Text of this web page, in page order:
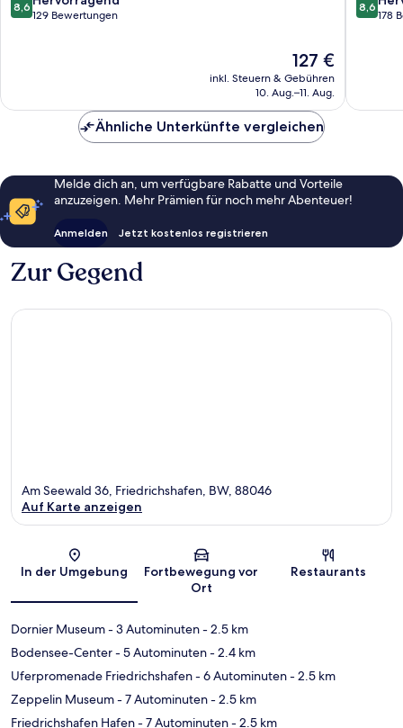
von
8,6
129 Bewertungen
Der
Preis
beträgt
127 €
inkl. Steuern & Gebühren
10. Aug.–11. Aug.
von
8,6
178
Ähnliche Unterkünfte vergleichen
Melde dich an, um verfügbare Rabatte und Vorteile
anzuzeigen. Mehr Prämien für noch mehr Abenteuer!
Anmelden Jetzt kostenlos registrieren
Zur Gegend
Karte
Am Seewald 36, Friedrichshafen, BW, 88046
Auf Karte anzeigen
In der Umgebung
Fortbewegung vor
Ort
Restaurants
Dornier Museum- 3 Autominuten- 2.5 km
Bodensee-Center- 5 Autominuten- 2.4 km
Uferpromenade Friedrichshafen- 6 Autominuten- 2.5 km
Zeppelin Museum- 7 Autominuten- 2.5 km
Friedrichshafen Hafen- 7 Autominuten- 2.5 km